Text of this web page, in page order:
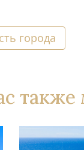
города
также